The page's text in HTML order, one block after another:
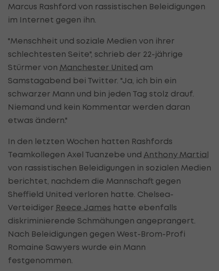
Marcus Rashford von rassistischen Beleidigungen
im Internet gegen ihn.
"Menschheit und soziale Medien von ihrer
schlechtesten Seite", schrieb der 22-jährige
Stürmer von Manchester United am
Samstagabend bei Twitter. "Ja, ich bin ein
schwarzer Mann und bin jeden Tag stolz drauf.
Niemand und kein Kommentar werden daran
etwas ändern."
In den letzten Wochen hatten Rashfords
Teamkollegen Axel Tuanzebe und Anthony Martial
von rassistischen Beleidigungen in sozialen Medien
berichtet, nachdem die Mannschaft gegen
Sheffield United verloren hatte. Chelsea-
Verteidiger Reece James hatte ebenfalls
diskriminierende Schmähungen angeprangert.
Nach Beleidigungen gegen West-Brom-Profi
Romaine Sawyers wurde ein Mann
festgenommen.